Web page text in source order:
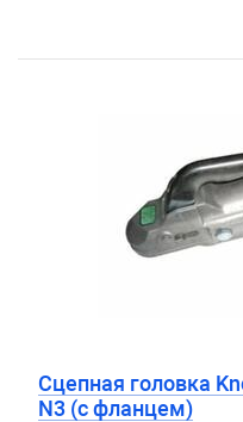
Сцепная головка
N3 (с фланцем)